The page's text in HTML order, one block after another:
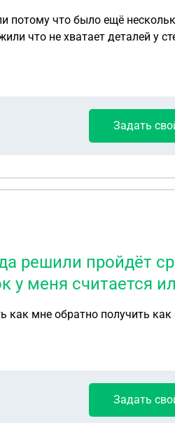
потому что было ещё
что не хватает деталей у
Задать
решили пройдёт
у меня считается
как мне обратно получить как
Задать